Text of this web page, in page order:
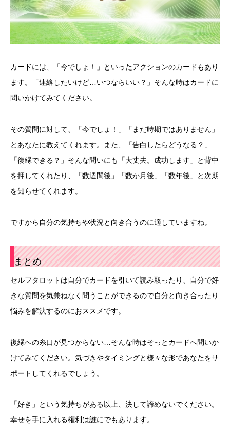
カードには、「今でしょ！」といったアクションのカードもあり
ます。「連絡したいけど…いつならいい？」そんな時はカードに
問いかけてみてください。
その質問に対して、「今でしょ！」「まだ時期ではありません」
とあなたに教えてくれます。また、「告白したらどうなる？」
「復縁できる？」そんな問いにも「大丈夫。成功します」と背中
を押してくれたり、「数週間後」「数か月後」「数年後」と次期
を知らせてくれます。
ですから自分の気持ちや状況と向き合うのに適していますね。
まとめ
セルフタロットは自分でカードを引いて読み取ったり、自分で好
きな質問を気兼ねなく問うことができるので自分と向き合ったり
悩みを解決するのにおススメです。
復縁への糸口が見つからない…そんな時はそっとカードへ問いか
けてみてください。気づきやタイミングと様々な形であなたをサ
ポートしてくれるでしょう。
「好き」という気持ちがある以上、決して諦めないでください。
幸せを手に入れる権利は誰にでもあります。